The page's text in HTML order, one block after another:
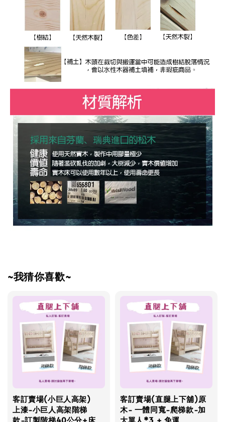
~我猜你喜歡~
客訂賣場(小巨人高架)
上漆-小巨人高架階梯
款-訂製階梯40公分+床
客訂賣場(直腿上下舖)原
木- 一體同寬-爬梯款-加
大單人*3 + 免運